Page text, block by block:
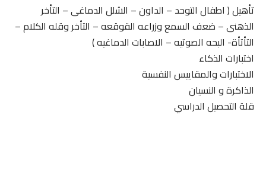
تأهيل ( اطفال التوحد – الداون – الشلل الدماغى – التأخر
الذهنى – ضعف السمع وزراعه القوقعه – التأخر وقله الكلام –
التأتأة- البحه الصوتيه – الاصابات الدماغيه )
اختبارات الذكاء
الاختبارات والمقاييس النفسية
الذاكرة و النسيان
قلة التحصيل الدراسي